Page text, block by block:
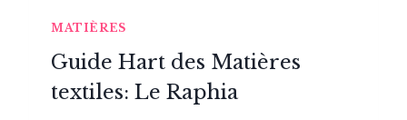
MATIÈRES
Guide Hart des Matières
textiles: Le Raphia